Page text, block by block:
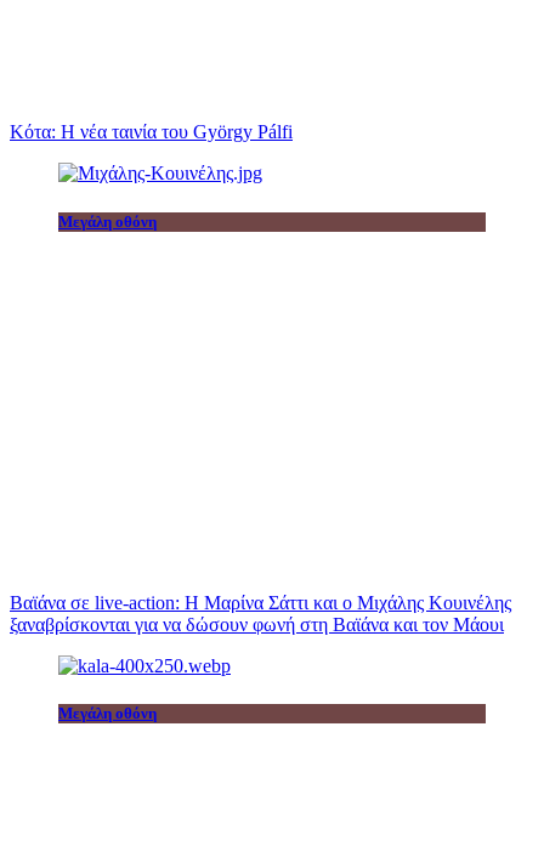
Κότα: Η νέα ταινία του György Pálfi
Μεγάλη οθόνη
Βαϊάνα σε live-action: Η Μαρίνα Σάττι και ο Μιχάλης Κουινέλης
ξαναβρίσκονται για να δώσουν φωνή στη Βαϊάνα και τον Μάουι
Μεγάλη οθόνη